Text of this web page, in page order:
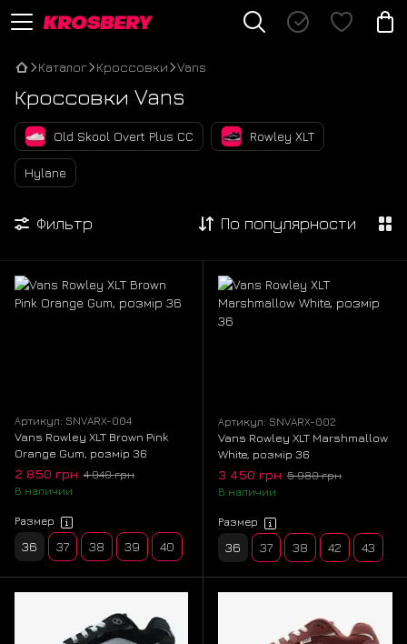
Каталог Кроссовки Vans
Кроссовки Vans
Old Skool Overt Plus CC Rowley XLT
Hylane
Фильтр По популярности
Артикул: SNVARX-004
Vans Rowley XLT Brown Pink
Orange Gum, розмір 36
2 850 грн 4 940 грн
В наличии
Размер
36 37 38 39 40
Артикул: SNVARX-002
Vans Rowley XLT Marshmallow
White, розмір 36
3 450 грн 5 980 грн
В наличии
Размер
36 37 38 42 43